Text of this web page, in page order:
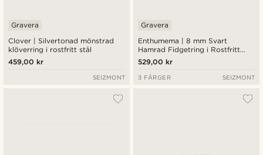
Clover | Silvertonad mönstrad
klöverring i rostfritt stål
Gravera
459,00 kr
SEIZMONT
Enthumema | 8 mm Svart
Hamrad Fidgetring i Rostfritt
Stål
Gravera
529,00 kr
3 FÄRGER SEIZMONT